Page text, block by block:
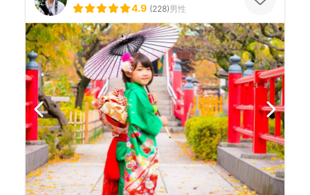
4.9 (228)男性